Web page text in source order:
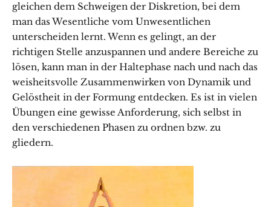
gleichen dem Schweigen der Diskretion, bei dem
man das Wesentliche vom Unwesentlichen
unterscheiden lernt. Wenn es gelingt, an der
richtigen Stelle anzuspannen und andere Bereiche zu
lösen, kann man in der Haltephase nach und nach das
weisheitsvolle Zusammenwirken von Dynamik und
Gelöstheit in der Formung entdecken. Es ist in vielen
Übungen eine gewisse Anforderung, sich selbst in
den verschiedenen Phasen zu ordnen bzw. zu
gliedern.